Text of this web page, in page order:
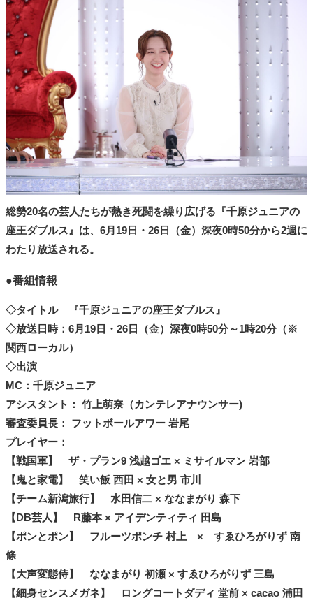
総勢20名の芸人たちが熱き死闘を繰り広げる『千原ジュニアの
座王ダブルス』は、6月19日・26日（金）深夜0時50分から2週に
わたり放送される。
●番組情報
◇タイトル 『千原ジュニアの座王ダブルス』
◇放送日時：6月19日・26日（金）深夜0時50分～1時20分（※
関西ローカル）
◇出演
MC：千原ジュニア
アシスタント： 竹上萌奈（カンテレアナウンサー)
審査委員長： フットボールアワー 岩尾
プレイヤー：
【戦国軍】
ザ・プラン9 浅越ゴエ × ミサイルマン 岩部
【鬼と家電】
笑い飯 西田 × 女と男 市川
【チーム新潟旅行】
水田信二 × ななまがり 森下
【DB芸人 】
R藤本 × アイデンティティ 田島
【ポンとポン】
フルーツポンチ 村上 × すゑひろがりず 南
條
【大声変態侍】
ななまがり 初瀬 × すゑひろがりず 三島
【細身センスメガネ】
ロングコートダディ 堂前 × cacao 浦田